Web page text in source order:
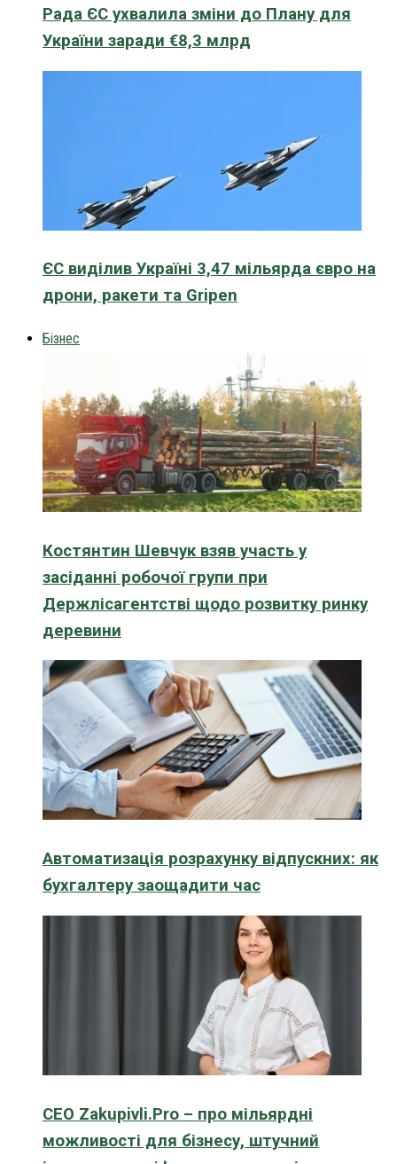
Рада ЄС ухвалила зміни до Плану для
України заради €8,3 млрд
ЄС виділив Україні 3,47 мільярда євро на
дрони, ракети та Gripen
Бізнес
Костянтин Шевчук взяв участь у
засіданні робочої групи при
Держлісагентстві щодо розвитку ринку
деревини
Автоматизація розрахунку відпускних: як
бухгалтеру заощадити час
CEO Zakupivli.Pro – про мільярдні
можливості для бізнесу, штучний